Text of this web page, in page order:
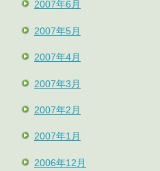
2007年6月
2007年5月
2007年4月
2007年3月
2007年2月
2007年1月
2006年12月